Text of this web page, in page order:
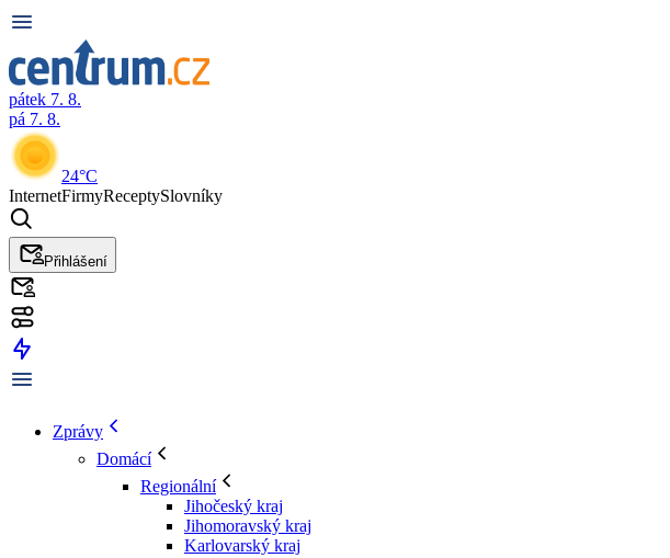
pátek 7. 8.
pá 7. 8.
24°C
InternetFirmyReceptySlovníky
Přihlášení
Zprávy
Domácí
Regionální
Jihočeský kraj
Jihomoravský kraj
Karlovarský kraj